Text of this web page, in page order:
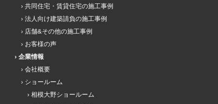
共同住宅・賃貸住宅の施工事例
法人向け建築請負の施工事例
店舗&その他の施工事例
お客様の声
企業情報
会社概要
ショールーム
相模大野ショールーム